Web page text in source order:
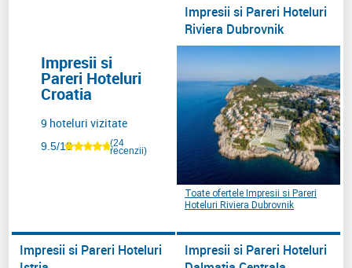
Impresii si
Pareri Hoteluri
Croatia
9 hoteluri vizitate
9.5/10 (24
recenzii)
Impresii si Pareri Hoteluri
Riviera Dubrovnik
Toate ofertele Impresii si Pareri
Hoteluri Riviera Dubrovnik
Impresii si Pareri Hoteluri
Impresii si Pareri Hoteluri